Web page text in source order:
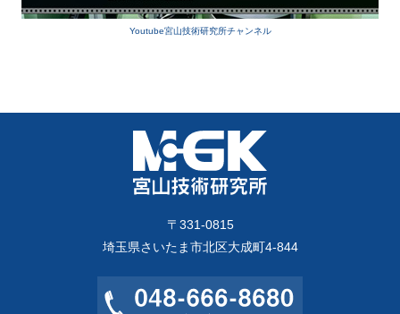
Youtube宮山技術研究所チャンネル
〒331-0815
埼玉県さいたま市北区大成町4-844